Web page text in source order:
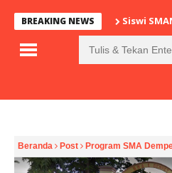
BREAKING NEWS Siswi SMAN
Beranda Post Program SMA